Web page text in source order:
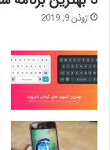
ژوئن 9, 2019